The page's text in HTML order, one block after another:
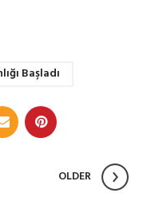
Başladı
OLDER